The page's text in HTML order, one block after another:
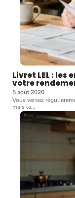
Livret LEL :
votre
5 août 2026
Vous versez
mais le…